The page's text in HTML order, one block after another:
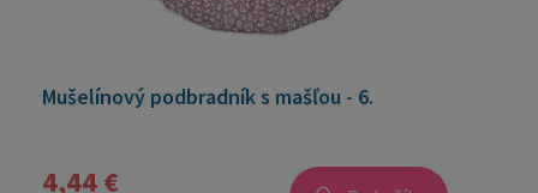
Mušelínový podbradník s mašľou - 6.
4,44 €